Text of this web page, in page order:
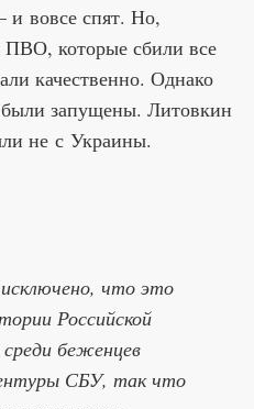
и вовсе спят. Но,
ПВО, которые сбили все
качественно. Однако
запущены. Литовкин
не с Украины.
что это
Российской
беженцев
СБУ, так что